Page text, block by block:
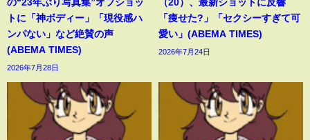
の“23年ぶり写真集”オフショッ
トに「神ボディー」「現役感ハ
ンパない」など絶賛の声
(ABEMA TIMES)
2026年7月28日
（20）、最新ショットに反響
「痩せた?」「セクシーすぎて可
愛い」(ABEMA TIMES)
2026年7月24日